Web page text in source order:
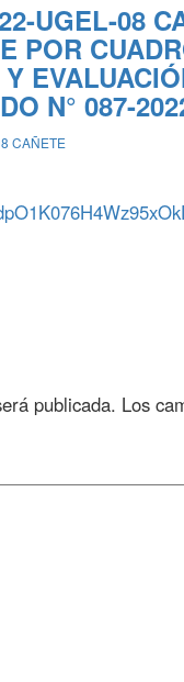
UGEL-08
POR
N° 087-
CAÑETE
publicada. Los